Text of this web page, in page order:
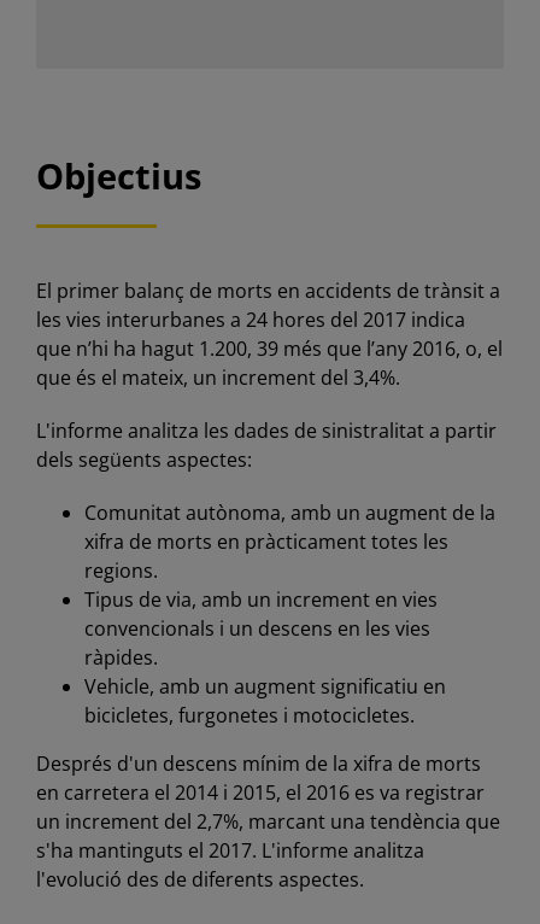
Objectius
El primer balanç de morts en accidents de trànsit a
les vies interurbanes a 24 hores del 2017 indica
que n’hi ha hagut 1.200, 39 més que l’any 2016, o, el
que és el mateix, un increment del 3,4%.
L'informe analitza les dades de sinistralitat a partir
dels següents aspectes:
Comunitat autònoma, amb un augment de la
xifra de morts en pràcticament totes les
regions.
Tipus de via, amb un increment en vies
convencionals i un descens en les vies
ràpides.
Vehicle, amb un augment significatiu en
bicicletes, furgonetes i motocicletes.
Després d'un descens mínim de la xifra de morts
en carretera el 2014 i 2015, el 2016 es va registrar
un increment del 2,7%, marcant una tendència que
s'ha mantinguts el 2017. L'informe analitza
l'evolució des de diferents aspectes.